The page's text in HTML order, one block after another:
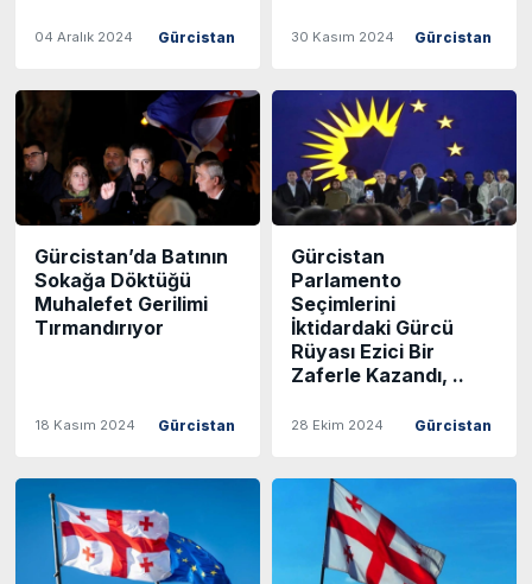
04 Aralık 2024 Gürcistan 30 Kasım 2024 Gürcistan
Gürcistan’da Batının
Sokağa Döktüğü
Muhalefet Gerilimi
Tırmandırıyor
18 Kasım 2024 Gürcistan
Gürcistan
Parlamento
Seçimlerini
İktidardaki Gürcü
Rüyası Ezici Bir
Zaferle Kazandı, ..
28 Ekim 2024 Gürcistan